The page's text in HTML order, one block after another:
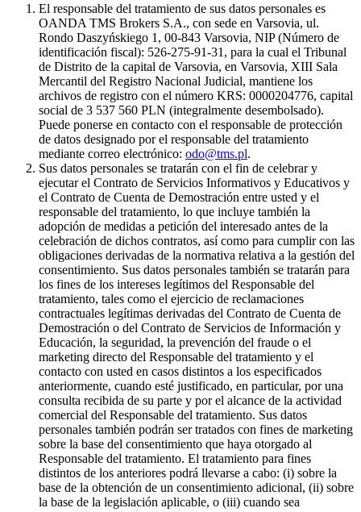
El responsable del tratamiento de sus datos personales es
OANDA TMS Brokers S.A., con sede en Varsovia, ul.
Rondo Daszyńskiego 1, 00-843 Varsovia, NIP (Número de
identificación fiscal): 526-275-91-31, para la cual el Tribunal
de Distrito de la capital de Varsovia, en Varsovia, XIII Sala
Mercantil del Registro Nacional Judicial, mantiene los
archivos de registro con el número KRS: 0000204776, capital
social de 3 537 560 PLN (integralmente desembolsado).
Puede ponerse en contacto con el responsable de protección
de datos designado por el responsable del tratamiento
mediante correo electrónico: odo@tms.pl.
Sus datos personales se tratarán con el fin de celebrar y
ejecutar el Contrato de Servicios Informativos y Educativos y
el Contrato de Cuenta de Demostración entre usted y el
responsable del tratamiento, lo que incluye también la
adopción de medidas a petición del interesado antes de la
celebración de dichos contratos, así como para cumplir con las
obligaciones derivadas de la normativa relativa a la gestión del
consentimiento. Sus datos personales también se tratarán para
los fines de los intereses legítimos del Responsable del
tratamiento, tales como el ejercicio de reclamaciones
contractuales legítimas derivadas del Contrato de Cuenta de
Demostración o del Contrato de Servicios de Información y
Educación, la seguridad, la prevención del fraude o el
marketing directo del Responsable del tratamiento y el
contacto con usted en casos distintos a los especificados
anteriormente, cuando esté justificado, en particular, por una
consulta recibida de su parte y por el alcance de la actividad
comercial del Responsable del tratamiento. Sus datos
personales también podrán ser tratados con fines de marketing
sobre la base del consentimiento que haya otorgado al
Responsable del tratamiento. El tratamiento para fines
distintos de los anteriores podrá llevarse a cabo: (i) sobre la
base de la obtención de un consentimiento adicional, (ii) sobre
la base de la legislación aplicable, o (iii) cuando sea